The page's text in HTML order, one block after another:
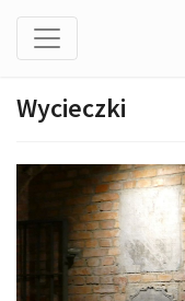
Wycieczki